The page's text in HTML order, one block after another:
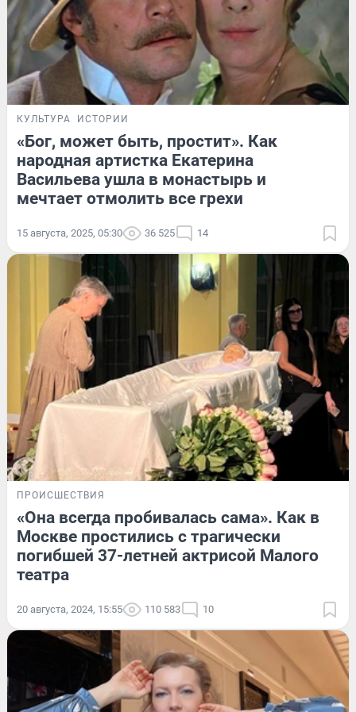
КУЛЬТУРА ИСТОРИИ
«Бог, может быть, простит». Как
народная артистка Екатерина
Васильева ушла в монастырь и
мечтает отмолить все грехи
15 августа, 2025, 05:30 36 525 14
ПРОИСШЕСТВИЯ
«Она всегда пробивалась сама». Как в
Москве простились с трагически
погибшей 37-летней актрисой Малого
театра
20 августа, 2024, 15:55 110 583 10